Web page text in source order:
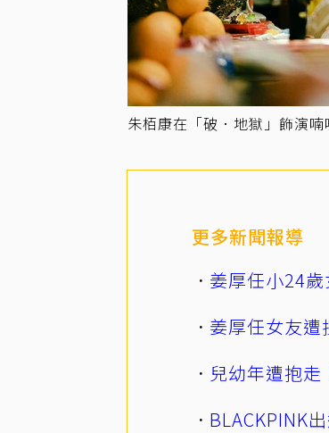
朱栢康在「破．地獄」飾演
更多新聞報導
姜厚任小24
姜厚任女友遭
兒幼年遭抱走
BLACKPINK